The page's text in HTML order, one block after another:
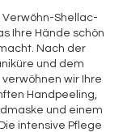
Verwöhn-Shellac-
Ihre Hände schön
Nach der
und dem
wir Ihre
Handpeeling,
und einem
intensive Pflege